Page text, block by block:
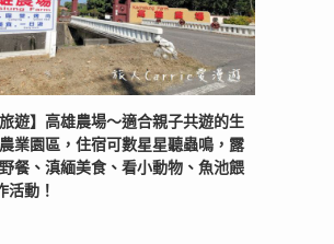
旅遊】高雄農場〜適合親子共遊的生
業園區，住宿可數星星聽蟲鳴，露
餐、滇緬美食、看小動物、魚池餵
活動！